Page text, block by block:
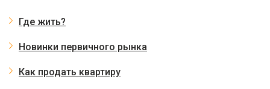
Где жить?
Новинки первичного рынка
Как продать квартиру